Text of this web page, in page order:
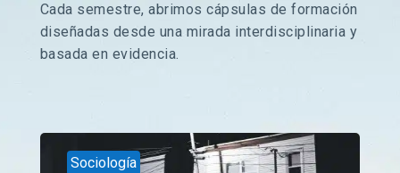
Cada semestre, abrimos cápsulas de formación
diseñadas desde una mirada interdisciplinaria y
basada en evidencia.
Sociología